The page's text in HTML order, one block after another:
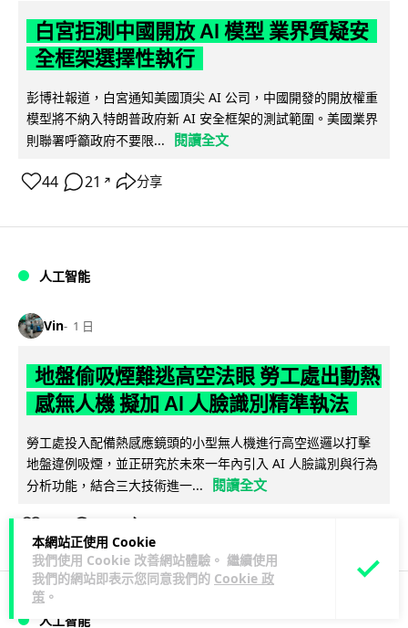
本網站正使用 Cookie
我們使用 Cookie 改善網站體驗。 繼續使用
我們的網站即表示您同意我們的 Cookie 政
策 。
白宮拒測中國開放 AI 模型 業界質疑安
全框架選擇性執行
彭博社報道，白宮通知美國頂尖 AI 公司，中國開發的開放權重
模型將不納入特朗普政府新 AI 安全框架的測試範圍。美國業界
則聯署呼籲政府不要限...
閱讀全文
44 21 ↗ 分享
人工智能
Vin 1 日
地盤偷吸煙難逃高空法眼 勞工處出動熱
感無人機 擬加 AI 人臉識別精準執法
勞工處投入配備熱感應鏡頭的小型無人機進行高空巡邏以打擊
地盤違例吸煙，並正研究於未來一年內引入 AI 人臉識別與行為
分析功能，結合三大技術進一...
閱讀全文
人工智能